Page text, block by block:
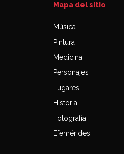
Mapa del sitio
Música
Pintura
Medicina
Personajes
Lugares
Historia
Fotografía
Efemérides